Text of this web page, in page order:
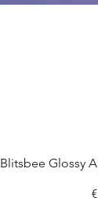
Blitsbee Glossy